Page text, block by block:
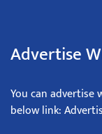
Advertise
You can advertise
below link: